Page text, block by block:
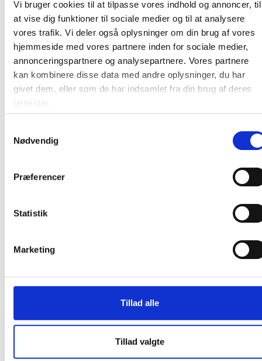
Vi bruger cookies til at tilpasse vores indhold og annoncer, til
at vise dig funktioner til sociale medier og til at analysere
vores trafik. Vi deler også oplysninger om din brug af vores
hjemmeside med vores partnere inden for sociale medier,
annonceringspartnere og analysepartnere. Vores partnere
kan kombinere disse data med andre oplysninger, du har
givet dem, eller som de har indsamlet fra din brug af deres
tjenester.
Nødvendig
Præferencer
Statistik
Marketing
Tillad alle
Tillad valgte
Cater-Line madfilmdispenser m. savklinge
Andre kunder købte også